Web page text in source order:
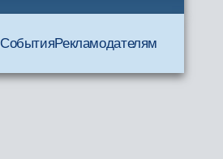
СобытияРекламодателям